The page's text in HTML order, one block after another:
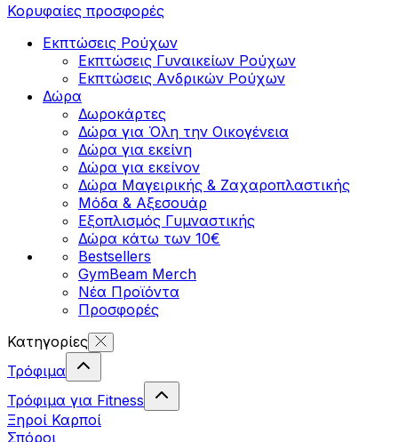
Κορυφαίες προσφορές
Εκπτώσεις Ρούχων
Εκπτώσεις Γυναικείων Ρούχων
Εκπτώσεις Aνδρικών Ρούχων
Δώρα
Δωροκάρτες
Δώρα για Όλη την Οικογένεια
Δώρα για εκείνη
Δώρα για εκείνον
Δώρα Μαγειρικής & Ζαχαροπλαστικής
Μόδα & Αξεσουάρ
Εξοπλισμός Γυμναστικής
Δώρα κάτω των 10€
Bestsellers
GymBeam Merch
Νέα Προϊόντα
Προσφορές
Κατηγορίες
Τρόφιμα
Τρόφιμα για Fitness
Ξηροί Καρποί
Σπόροι